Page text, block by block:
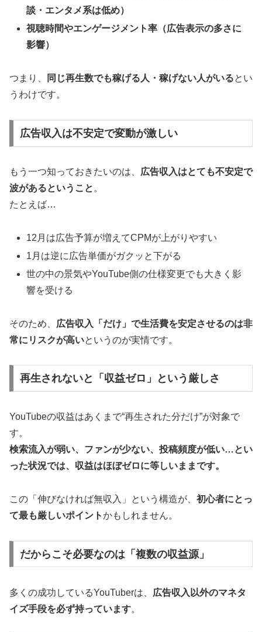
談・エンタメ系は低め）
視聴時間やエンゲージメント率（広告表示の多さに
影響）
つまり、 同じ再生数でも稼げる人・稼げない人がいるとい
うわけです。
広告収入は不安定で変動が激しい
もう一つ知っておきたいのは、 広告収入はとても不安定で
波があるということ 。
たとえば…
12月は広告予算が増えてCPMが上がりやすい
1月は逆に広告単価がガクッと下がる
世の中の景気やYouTube側の仕様変更でも大きく影
響を受ける
そのため、 広告収入「だけ」で生活費を安定させるのは非
常にリスクが高いというのが実情です。
再生されないと「収益ゼロ」という厳しさ
YouTubeの収益はあくまで“再生された分だけ”が対象で
す。
検索流入が弱い、ファンが少ない、投稿頻度が低い…とい
った状況では、収益はほぼゼロに等しいままです。
この「伸びなければ無収入」という構造が、 初心者にとっ
て最も厳しいポイントかもしれません。
だからこそ必要なのは「複数の収益源」
多くの成功しているYouTuberは、 広告収入以外のマネタ
イズ手段を必ず持っています。